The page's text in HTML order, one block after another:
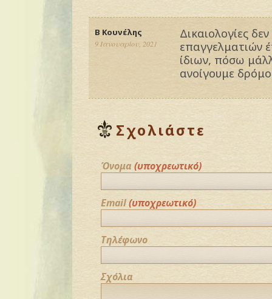
Β Κουνέλης
9 Ιανουαρίου, 2021
Δικαιολογίες
επαγγελματιών
ίδιων, πόσω
ανοίγουμε
Σχολιάστε
Όνομα (υποχρεωτικό)
Email(υποχρεωτικό)
Τηλέφωνο
Σχόλια